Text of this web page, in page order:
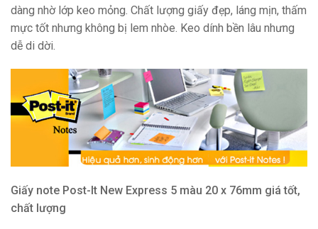
dàng nhờ lớp keo mỏng. Chất lượng giấy đẹp, láng mịn, thấm
mực tốt nhưng không bị lem nhòe. Keo dính bền lâu nhưng
dễ di dời.
Giấy note Post-It New Express 5 màu 20 x 76mm giá tốt,
chất lượng